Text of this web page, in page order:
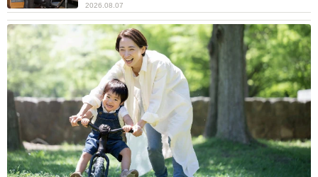
2026.08.07